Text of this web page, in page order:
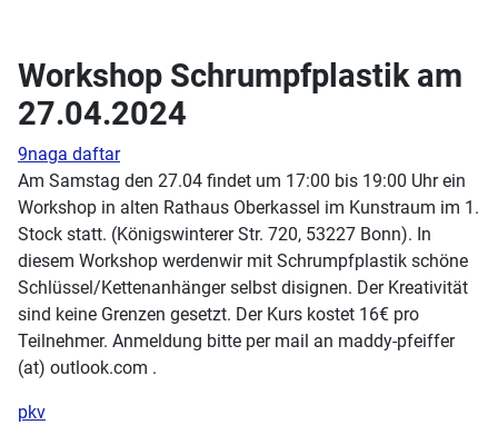
Workshop Schrumpfplastik am
27.04.2024
9naga daftar
Am Samstag den 27.04 findet um 17:00 bis 19:00 Uhr ein
Workshop in alten Rathaus Oberkassel im Kunstraum im 1.
Stock statt. (Königswinterer Str. 720, 53227 Bonn). In
diesem Workshop werdenwir mit Schrumpfplastik schöne
Schlüssel/Kettenanhänger selbst disignen. Der Kreativität
sind keine Grenzen gesetzt. Der Kurs kostet 16€ pro
Teilnehmer. Anmeldung bitte per mail an maddy-pfeiffer
(at) outlook.com .
pkv